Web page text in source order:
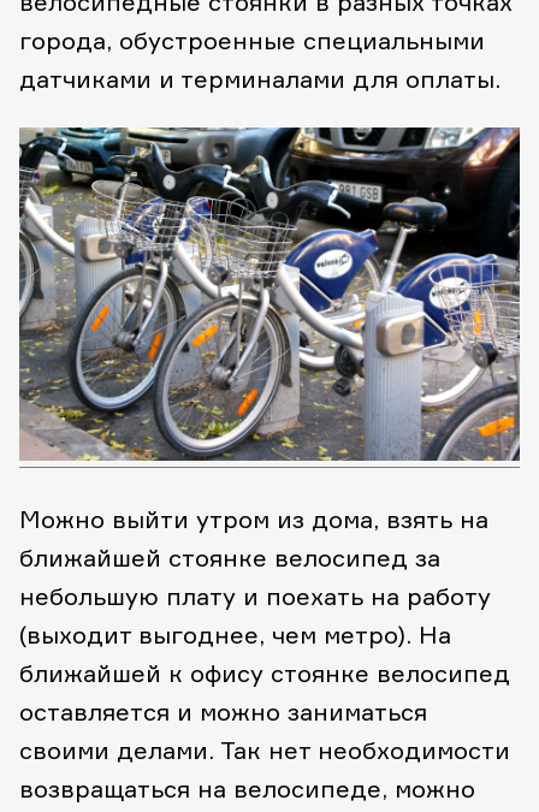
города, обустроенные специальными
датчиками и терминалами для оплаты.
Можно выйти утром из дома, взять на
ближайшей стоянке велосипед за
небольшую плату и поехать на работу
(выходит выгоднее, чем метро). На
ближайшей к офису стоянке велосипед
оставляется и можно заниматься
своими делами. Так нет необходимости
возвращаться на велосипеде, можно